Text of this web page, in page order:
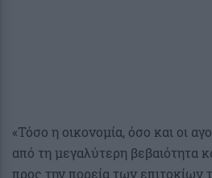
«Τόσο η οικονομία, όσο και οι
από τη μεγαλύτερη βεβαιότητα
προς την πορεία των